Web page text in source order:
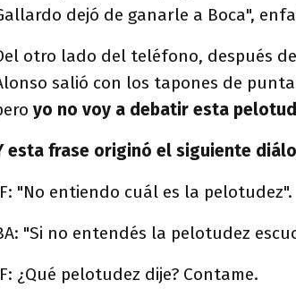
dejó de ganarle a Boca",
otro lado del teléfono, después
salió con los tapones de
yo no voy a debatir esta
esta frase originó el siguiente
"No entiendo cuál es la pelotudez".
"Si no entendés la pelotudez
¿Qué pelotudez dije? Contame.